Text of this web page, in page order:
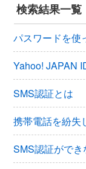
ン
へ
ス
キ
ッ
プ
ン
ツ
へ
ス
キ
ッ
プ
検索結果一覧
パスワードを使
Yahoo! JAPAN
SMS認証とは
携帯電話を紛失
SMS認証がで